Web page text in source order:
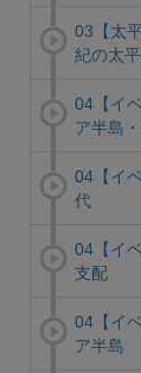
03【太
紀の太
04【イ
ア半島
04【イ
代
04【イ
支配
04【イ
ア半島